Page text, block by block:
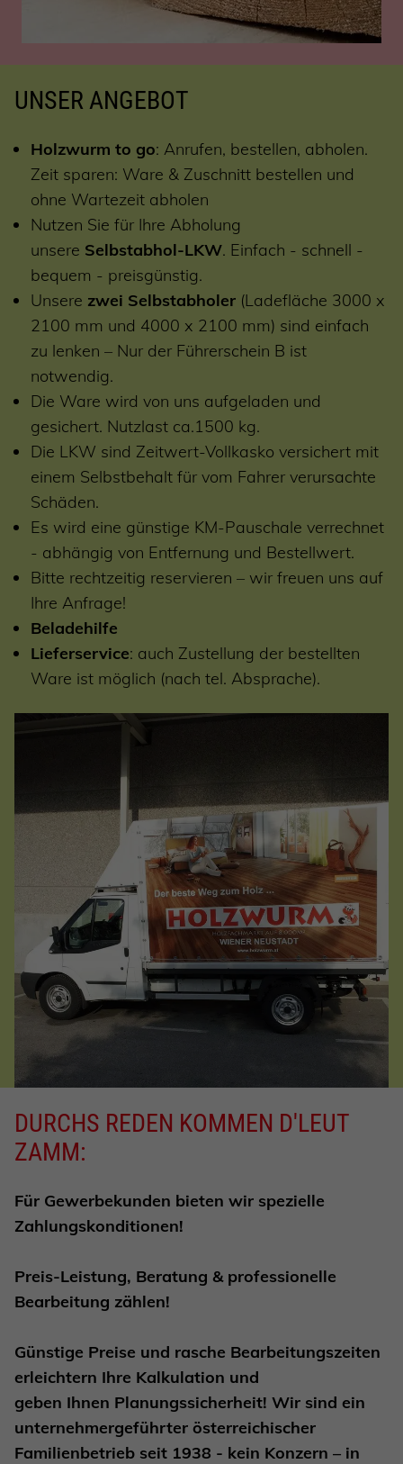
UNSER ANGEBOT
Holzwurm to go: Anrufen, bestellen, abholen.
Zeit sparen: Ware & Zuschnitt bestellen und
ohne Wartezeit abholen
Nutzen Sie für Ihre Abholung
unsere Selbstabhol-LKW. Einfach - schnell -
bequem - preisgünstig.
Unsere zwei Selbstabholer (Ladefläche 3000 x
2100 mm und 4000 x 2100 mm) sind einfach
zu lenken – Nur der Führerschein B ist
notwendig.
Die Ware wird von uns aufgeladen und
gesichert. Nutzlast ca.1500 kg.
Die LKW sind Zeitwert-Vollkasko versichert mit
einem Selbstbehalt für vom Fahrer verursachte
Schäden.
Es wird eine günstige KM-Pauschale verrechnet
- abhängig von Entfernung und Bestellwert.
Bitte rechtzeitig reservieren – wir freuen uns auf
Ihre Anfrage!
Beladehilfe
Lieferservice: auch Zustellung der bestellten
Ware ist möglich (nach tel. Absprache).
DURCHS REDEN KOMMEN D'LEUT
ZAMM:
Für Gewerbekunden bieten wir spezielle
Zahlungskonditionen!
Preis-Leistung, Beratung & professionelle
Bearbeitung zählen!
Günstige Preise und rasche Bearbeitungszeiten
erleichtern Ihre Kalkulation und
geben Ihnen Planungssicherheit! Wir sind ein
unternehmergeführter österreichischer
Familienbetrieb seit 1938 - kein Konzern – in